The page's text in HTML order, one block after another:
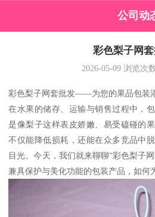
公司动
彩色梨子网
2026-05-09浏览次数
彩色梨子网套批发——为您的果品包装
在水果的储存、运输与销售过程中，
是像梨子这样表皮娇嫩、易受磕碰的
不仅能降低损耗，还能在众多竞品中
目光。今天，我们就来聊聊“彩色梨子
兼具保护与美化功能的包装产品，如何